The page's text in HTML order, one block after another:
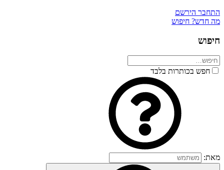
התחבר הירשם
מה חדש? חיפוש
חיפוש
חפש בכותרות בלבד
מאת: